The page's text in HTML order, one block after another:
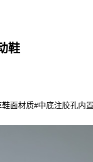
鞋
面材质#中底注胶孔内